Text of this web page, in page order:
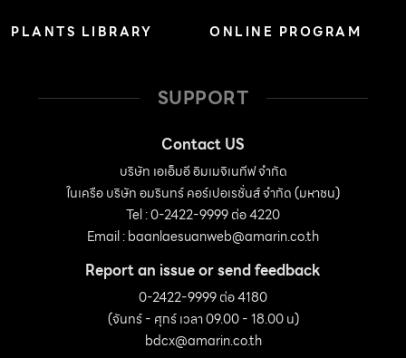
PLANTS LIBRARY
ONLINE PROGRAM
SUPPORT
Contact US
บริษัท เอเอ็มอี อิมเมจิเนทีฟ จำกัด
ในเครือ บริษัท อมรินทร์ คอร์เปอเรชั่นส์ จำกัด (มหาชน)
Tel : 0-2422-9999 ต่อ 4220
Email :baanlaesuanweb@amarin.co.th
Report an issue or send feedback
0-2422-9999 ต่อ 4180
(จันทร์ - ศุกร์ เวลา 09.00 - 18.00 น)
bdcx@amarin.co.th